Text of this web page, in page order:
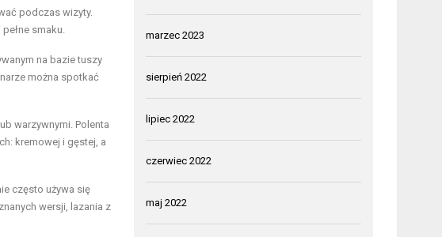
podczas wizyty.
smaku.
na bazie tuszy
można spotkać
warzywnymi. Polenta
kremowej i gęstej, a
często używa się
wersji, lazania z
marzec 2023
sierpień 2022
lipiec 2022
czerwiec 2022
maj 2022